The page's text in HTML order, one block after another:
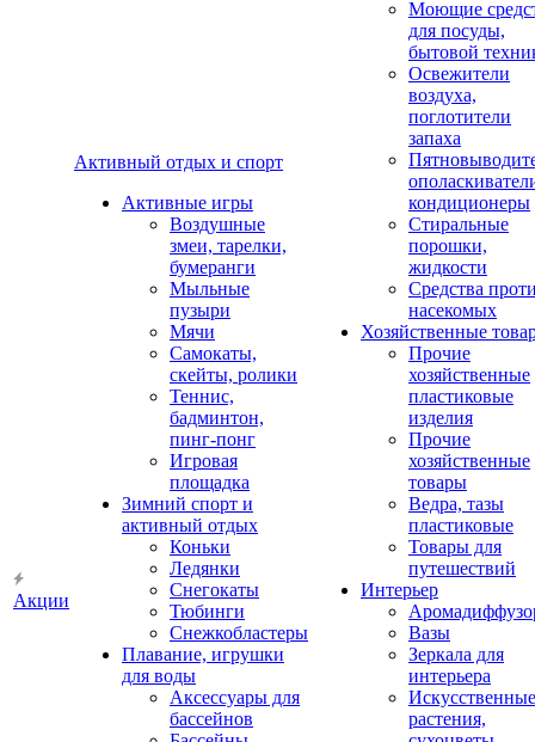
Акции
Активный отдых и спорт
Активные игры
Воздушные
змеи, тарелки,
бумеранги
Мыльные
пузыри
Мячи
Самокаты,
скейты, ролики
Теннис,
бадминтон,
пинг-понг
Игровая
площадка
Зимний спорт и
активный отдых
Коньки
Ледянки
Снегокаты
Тюбинги
Снежкобластеры
Плавание, игрушки
для воды
Аксессуары для
бассейнов
Моющие
для посуды,
бытовой
Освежители
воздуха,
поглотители
запаха
кондиционеры
Стиральные
порошки,
жидкости
Средства
насекомых
Хозяйственные
Прочие
хозяйственные
пластиковые
изделия
Прочие
хозяйственные
товары
Ведра, тазы
пластиковые
Товары для
путешествий
Интерьер
Вазы
Зеркала для
интерьера
Искусственные
растения,